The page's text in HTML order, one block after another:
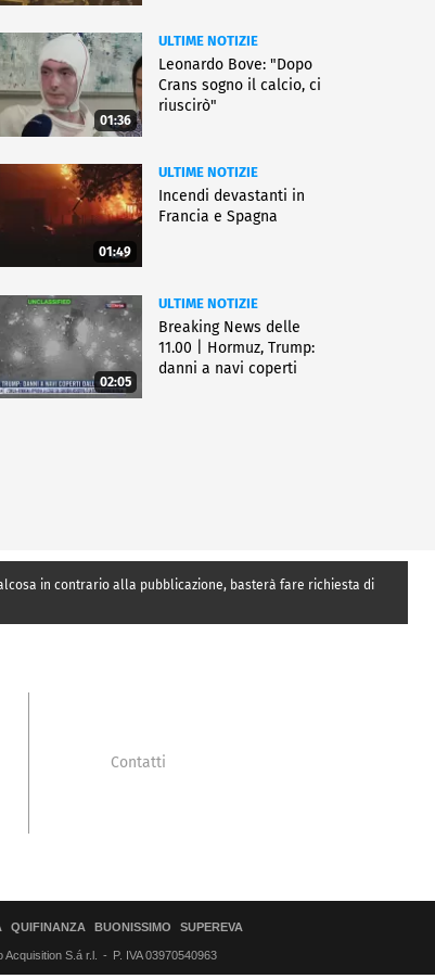
01:36
ULTIME NOTIZIE
Leonardo Bove: "Dopo
Crans sogno il calcio, ci
riuscirò"
01:49
ULTIME NOTIZIE
Incendi devastanti in
Francia e Spagna
02:05
ULTIME NOTIZIE
Breaking News delle
11.00 | Hormuz, Trump:
danni a navi coperti
in contrario alla pubblicazione, basterà fare richiesta di
Contatti
QUIFINANZA BUONISSIMO SUPEREVA
S.á r.l. P. IVA 03970540963